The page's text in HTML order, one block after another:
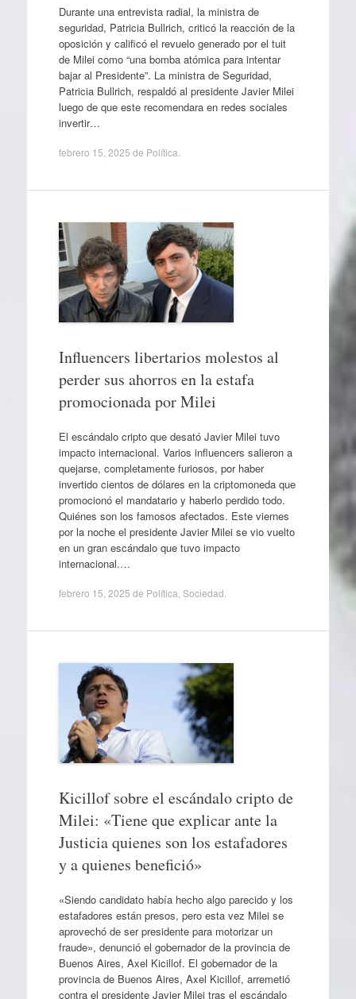
Durante una entrevista radial, la ministra de
seguridad, Patricia Bullrich, criticó la reacción de la
oposición y calificó el revuelo generado por el tuit
de Milei como “una bomba atómica para intentar
bajar al Presidente”. La ministra de Seguridad,
Patricia Bullrich, respaldó al presidente Javier Milei
luego de que este recomendara en redes sociales
invertir…
febrero 15, 2025 de Política
Influencers libertarios molestos al
perder sus ahorros en la estafa
promocionada por Milei
El escándalo cripto que desató Javier Milei tuvo
impacto internacional. Varios influencers salieron a
quejarse, completamente furiosos, por haber
invertido cientos de dólares en la criptomoneda que
promocionó el mandatario y haberlo perdido todo.
Quiénes son los famosos afectados. Este viernes
por la noche el presidente Javier Milei se vio vuelto
en un gran escándalo que tuvo impacto
internacional.…
febrero 15, 2025 de Política Sociedad
Kicillof sobre el escándalo cripto de
Milei: «Tiene que explicar ante la
Justicia quienes son los estafadores
y a quienes benefició»
«Siendo candidato había hecho algo parecido y los
estafadores están presos, pero esta vez Milei se
aprovechó de ser presidente para motorizar un
fraude», denunció el gobernador de la provincia de
Buenos Aires, Axel Kicillof. El gobernador de la
provincia de Buenos Aires, Axel Kicillof, arremetió
contra el presidente Javier Milei tras el escándalo